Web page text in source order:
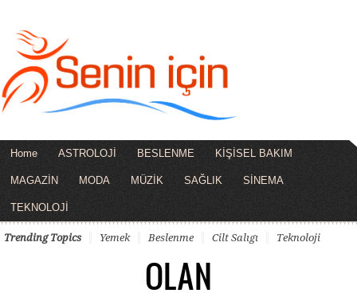
Home ASTROLOJİ BESLENME KİŞİSEL BAKIM
MAGAZİN MODA MÜZİK SAĞLIK SİNEMA
TEKNOLOJİ
Trending Topics Yemek Beslenme Cilt Salıgı Teknoloji
OLAN